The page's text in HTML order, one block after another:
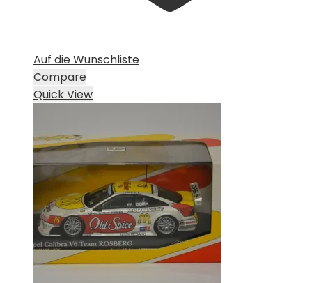
Auf die Wunschliste
Compare
Quick View